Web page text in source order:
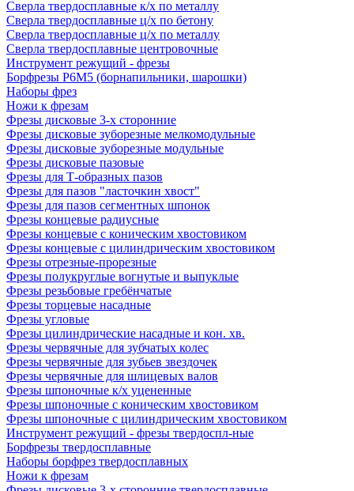
Сверла твердосплавные к/х по металлу
Сверла твердосплавные ц/х по бетону
Сверла твердосплавные ц/х по металлу
Сверла твердосплавные центровочные
Инструмент режущий - фрезы
Борфрезы Р6М5 (борнапильники, шарошки)
Наборы фрез
Ножи к фрезам
Фрезы дисковые 3-х сторонние
Фрезы дисковые зуборезные мелкомодульные
Фрезы дисковые зуборезные модульные
Фрезы дисковые пазовые
Фрезы для Т-образных пазов
Фрезы для пазов "ласточкин хвост"
Фрезы для пазов сегментных шпонок
Фрезы концевые радиусные
Фрезы концевые с коническим хвостовиком
Фрезы концевые с цилиндрическим хвостовиком
Фрезы отрезные-прорезные
Фрезы полукруглые вогнутые и выпуклые
Фрезы резьбовые гребёнчатые
Фрезы торцевые насадные
Фрезы угловые
Фрезы цилиндрические насадные и кон. хв.
Фрезы червячные для зубчатых колес
Фрезы червячные для зубьев звездочек
Фрезы червячные для шлицевых валов
Фрезы шпоночные к/х уцененные
Фрезы шпоночные с коническим хвостовиком
Фрезы шпоночные с цилиндрическим хвостовиком
Инструмент режущий - фрезы твердоспл-ные
Борфрезы твердосплавные
Наборы борфрез твердосплавных
Ножи к фрезам